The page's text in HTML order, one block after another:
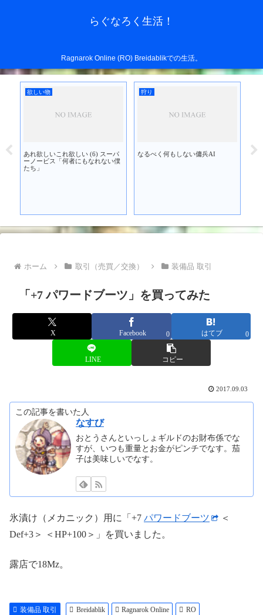
らぐなろく生活！
Ragnarok Online (RO) Breidablikでの生活。
欲しい物
あれ欲しいこれ欲しい (6) スーパ
ーノービス「何者にもなれない僕
たち」
狩り
なるべく何もしない傭兵AI
ホーム 取引（売買／交換） 装備品 取引
「+7 パワードブーツ」を買ってみた
X Facebook 0 はてブ 0
LINE コピー
2017.09.03
この記事を書いた人
なすび
おとうさんといっしょギルドのお財布係でな
すが、いつも重量とお金がピンチでなす。茄
子は美味しいでなす。
氷漬け（メカニック）用に「+7 パワードブーツ
＜
Def+3＞ ＜HP+100＞」を買いました。
露店で18Mz。
装備品 取引 Breidablik Ragnarok Online
RO